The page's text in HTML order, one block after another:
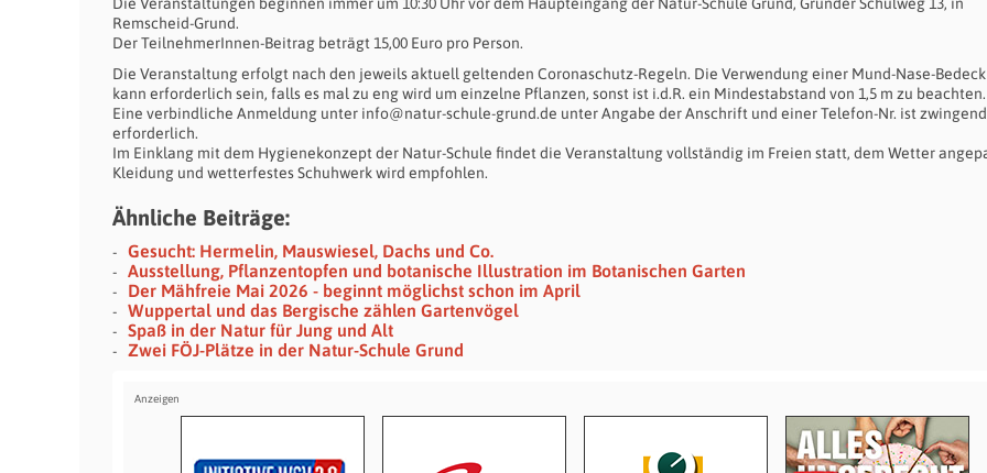
Remscheid-Grund.
Der TeilnehmerInnen-Beitrag beträgt 15,00 Euro pro Person.
Die Veranstaltung erfolgt nach den jeweils aktuell geltenden Coronaschutz-Regeln. Die Verwendung einer Mund-Nase-
kann erforderlich sein, falls es mal zu eng wird um einzelne Pflanzen, sonst ist i.d.R. ein Mindestabstand von 1,5 m zu beachten.
Eine verbindliche Anmeldung unter info@natur-schule-grund.de unter Angabe der Anschrift und einer Telefon-Nr. ist zwingend
erforderlich.
Im Einklang mit dem Hygienekonzept der Natur-Schule findet die Veranstaltung vollständig im Freien statt, dem Wetter
Kleidung und wetterfestes Schuhwerk wird empfohlen.
Ähnliche Beiträge:
Gesucht: Hermelin, Mauswiesel, Dachs und Co.
Ausstellung, Pflanzentopfen und botanische Illustration im Botanischen Garten
Der Mähfreie Mai 2026 - beginnt möglichst schon im April
Wuppertal und das Bergische zählen Gartenvögel
Spaß in der Natur für Jung und Alt
Zwei FÖJ-Plätze in der Natur-Schule Grund